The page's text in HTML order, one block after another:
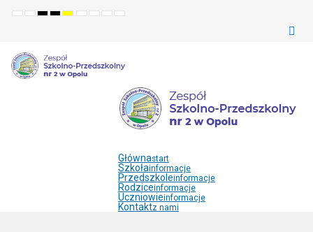
Default
NightHighHighHighSetSetMake
Set
Głównastart
Szkołainformacje
Przedszkoleinformacje
Rodziceinformacje
Uczniowieinformacje
Kontaktz nami